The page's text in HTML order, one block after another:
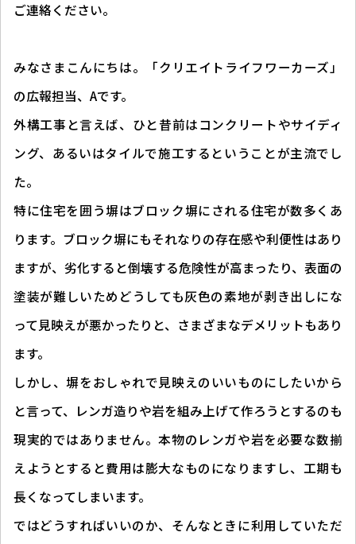
ご連絡ください。
みなさまこんにちは。「クリエイトライフワーカーズ」
の広報担当、Aです。
外構工事と言えば、ひと昔前はコンクリートやサイディ
ング、あるいはタイルで施工するということが主流でし
た。
特に住宅を囲う塀はブロック塀にされる住宅が数多くあ
ります。ブロック塀にもそれなりの存在感や利便性はあり
ますが、劣化すると倒壊する危険性が高まったり、表面の
塗装が難しいためどうしても灰色の素地が剥き出しにな
って見映えが悪かったりと、さまざまなデメリットもあり
ます。
しかし、塀をおしゃれで見映えのいいものにしたいから
と言って、レンガ造りや岩を組み上げて作ろうとするのも
現実的ではありません。本物のレンガや岩を必要な数揃
えようとすると費用は膨大なものになりますし、工期も
長くなってしまいます。
ではどうすればいいのか、そんなときに利用していただ